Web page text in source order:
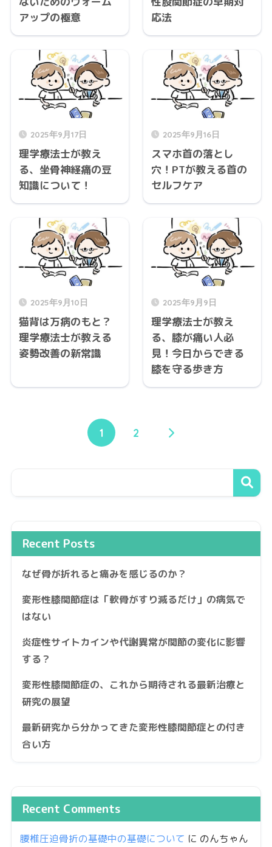
アップの極意
応法
2025年9月17日
理学療法士が教え
る、坐骨神経痛の豆
知識について！
2025年9月16日
スマホ首の落とし
穴！PTが教える首の
セルフケア
2025年9月10日
猫背は万病のもと？
理学療法士が教える
姿勢改善の新常識
2025年9月9日
理学療法士が教え
る、膝が痛い人必
見！今日からできる
膝を守る歩き方
1 2
Recent Posts
なぜ骨が折れると痛みを感じるのか？
変形性膝関節症は「軟骨がすり減るだけ」の病気で
はない
炎症性サイトカインや代謝異常が関節の変化に影響
する？
変形性膝関節症の、これから期待される最新治療と
研究の展望
最新研究から分かってきた変形性膝関節症との付き
合い方
Recent Comments
腰椎圧迫骨折の基礎中の基礎について に のんちゃん